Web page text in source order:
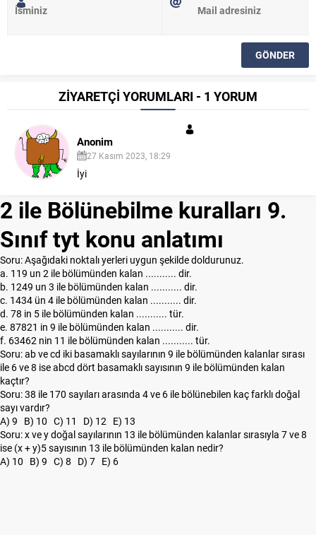
ZİYARETÇİ YORUMLARI - 1 YORUM
Anonim
27 Kasım 2023, 18:29
İyi
2 ile Bölünebilme kuralları 9.
Sınıf tyt konu anlatımı
Soru: Aşağıdaki noktalı yerleri uygun şekilde doldurunuz.
a. 119 un 2 ile bölümünden kalan ........... dir.
b. 1249 un 3 ile bölümünden kalan ........... dir.
c. 1434 ün 4 ile bölümünden kalan ........... dir.
d. 78 in 5 ile bölümünden kalan ........... tür.
e. 87821 in 9 ile bölümünden kalan ........... dir.
f. 63462 nin 11 ile bölümünden kalan ........... tür.
Soru: ab ve cd iki basamaklı sayılarının 9 ile bölümünden kalanlar sırası
ile 6 ve 8 ise abcd dört basamaklı sayısının 9 ile bölümünden kalan
kaçtır?
Soru: 38 ile 170 sayıları arasında 4 ve 6 ile bölünebilen kaç farklı doğal
sayı vardır?
A) 9 B) 10 C) 11 D) 12 E) 13
Soru: x ve y doğal sayılarının 13 ile bölümünden kalanlar sırasıyla 7 ve 8
ise (x + y)5 sayısının 13 ile bölümünden kalan nedir?
A) 10 B) 9 C) 8 D) 7 E) 6